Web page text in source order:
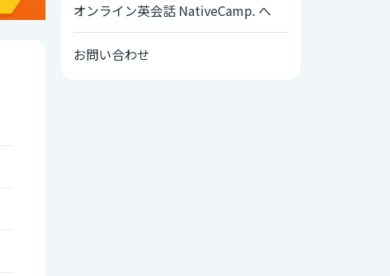
オンライン英会話 NativeCamp. へ
お問い合わせ